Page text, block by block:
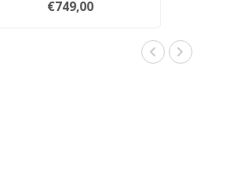
ontworpen voor..
€749,00